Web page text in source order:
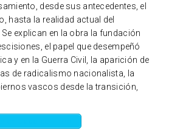
desde sus antecedentes, el
hasta la realidad actual del
explican en la obra la fundación
el papel que desempeñó
y en la Guerra Civil, la aparición de
de radicalismo nacionalista, la
vascos desde la transición,